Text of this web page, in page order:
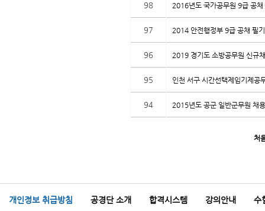
98 2016년도 국가공무원 9급 공
97 2014 안전행정부 9급 공채 필
96 2019 경기도 소방공무원 신규
95 인천 서구 시간선택제임기제공
94 2015년도 공군 일반군무원 채
처
개인정보 취급방침 공경단 소개 합격시스템 강의안내 수